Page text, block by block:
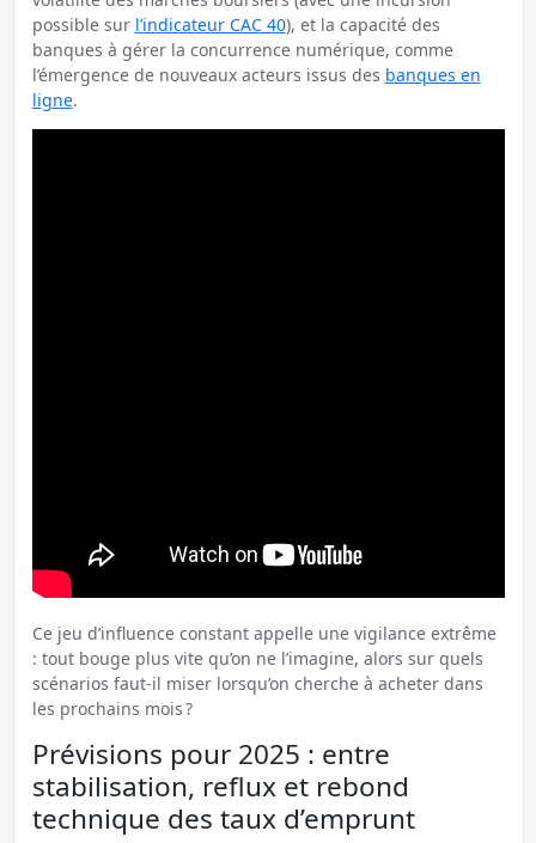
possible sur l’indicateur CAC 40), et la capacité des
banques à gérer la concurrence numérique, comme
l’émergence de nouveaux acteurs issus des banques en
ligne.
Ce jeu d’influence constant appelle une vigilance extrême
: tout bouge plus vite qu’on ne l’imagine, alors sur quels
scénarios faut-il miser lorsqu’on cherche à acheter dans
les prochains mois ?
Prévisions pour 2025 : entre
stabilisation, reflux et rebond
technique des taux d’emprunt